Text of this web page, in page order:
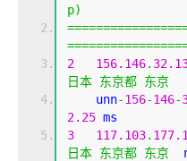
p)
2
156.146.
日本 东京都 东京
    unn
-156-146-
2.25 ms
3
117.103.
日本 东京都 东京